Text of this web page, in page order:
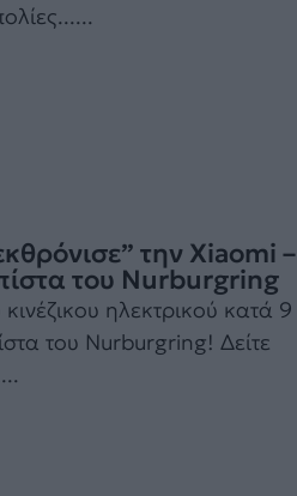
την Xiaomi –
του Nurburgring
ηλεκτρικού κατά 9
του Nurburgring! Δείτε